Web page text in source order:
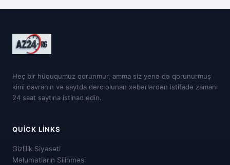
Heç bir hüququmuz qorunmur, amma siz yenə də qorunurmuş
kimi davranın və saytda dərc olunan xəbərlərdən istifadə zamanı
24 saat saytına istinad edin.
QUICK LINKS
Gizlilik Siyasəti
Məlumatların Silinməsi